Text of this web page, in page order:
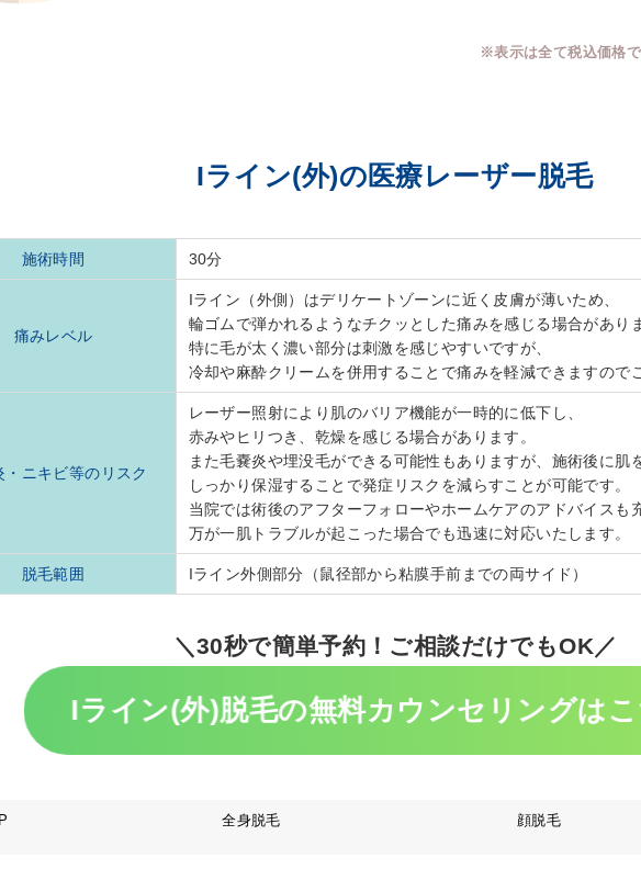
※表示は全て税込価格
Iライン(外)の医療レーザー脱毛
施術時間 30分
痛みレベル
Iライン（外側）はデリケートゾーンに近く皮膚が薄いため、
輪ゴムで弾かれるようなチクッとした痛みを感じる場合があり
特に毛が太く濃い部分は刺激を感じやすいですが、
冷却や麻酔クリームを併用することで痛みを軽減できますので
・ニキビ等のリスク
レーザー照射により肌のバリア機能が一時的に低下し、
赤みやヒリつき、乾燥を感じる場合があります。
また毛嚢炎や埋没毛ができる可能性もありますが、施術後に肌
しっかり保湿することで発症リスクを減らすことが可能です。
当院では術後のアフターフォローやホームケアのアドバイスも
万が一肌トラブルが起こった場合でも迅速に対応いたします。
脱毛範囲 Iライン外側部分（鼠径部から粘膜手前までの両サイド）
＼30秒で簡単予約！ご相談だけでもOK／
Iライン(外)脱毛の無料カウンセリングはこ
全身脱毛 顔脱毛